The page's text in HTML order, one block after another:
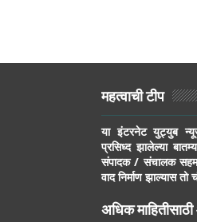
महत्वाची टीप
या इंटरनेट युट्युब
प्रसिध्द झालेल्या
संपादक / संचालक
वाद निर्माण झाल्यास
अधिक